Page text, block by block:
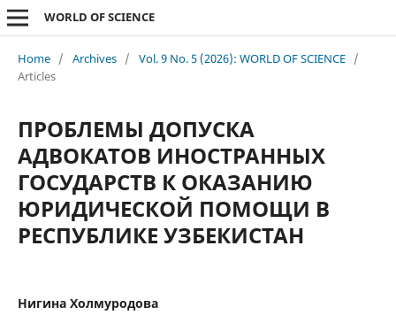
WORLD OF SCIENCE
Home / Archives / Vol. 9 No. 5 (2026): WORLD OF SCIENCE /
Articles
ПРОБЛЕМЫ ДОПУСКА
АДВОКАТОВ ИНОСТРАННЫХ
ГОСУДАРСТВ К ОКАЗАНИЮ
ЮРИДИЧЕСКОЙ ПОМОЩИ В
РЕСПУБЛИКЕ УЗБЕКИСТАН
Нигина Холмуродова